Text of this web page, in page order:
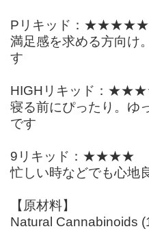
Pリキッド：★★★★★
満足感を求める方向け
す
HIGHリキッド：
寝る前にぴったり。ゆ
です
9リキッド：★★★★
忙しい時などでも心地
【原材料】
Natural Cannabinoids